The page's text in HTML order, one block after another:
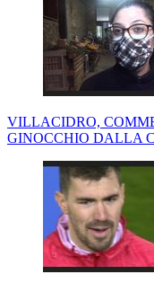
VILLACIDRO,
GINOCCHIO DALLA